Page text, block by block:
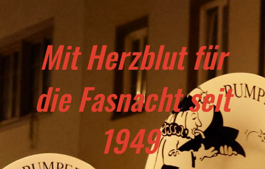
Mit Herzblut für
die Fasnacht seit
1949